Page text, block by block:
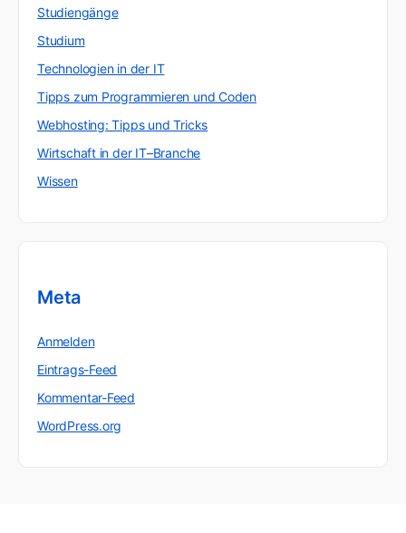
Studiengänge
Studium
Technologien in der IT
Tipps zum Programmieren und Coden
Webhosting: Tipps und Tricks
Wirtschaft in der IT–Branche
Wissen
Meta
Anmelden
Eintrags-Feed
Kommentar-Feed
WordPress.org